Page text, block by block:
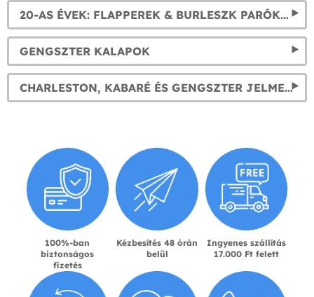
20-AS ÉVEK: FLAPPEREK & BURLESZK PARÓKÁK
GENGSZTER KALAPOK
CHARLESTON, KABARÉ ÉS GENGSZTER JELMEZEK: ÉLD ÚJRA A '20-AS ÉVEKET!
100%-ban
biztonságos
fizetés
Kézbesítés 48 órán
belül
Ingyenes szállítás
17.000 Ft felett